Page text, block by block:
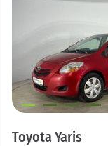
Toyota Yaris